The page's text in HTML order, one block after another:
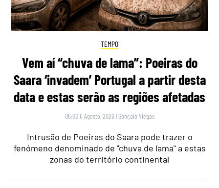
TEMPO
Vem aí “chuva de lama”: Poeiras do
Saara ‘invadem’ Portugal a partir desta
data e estas serão as regiões afetadas
06:00 6 Agosto, 2026 | Gonçalo Viegas
Intrusão de Poeiras do Saara pode trazer o
fenómeno denominado de "chuva de lama" a estas
zonas do território continental